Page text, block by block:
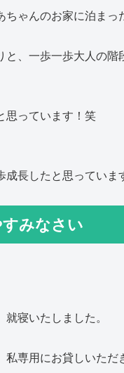
ちゃんのお家に泊まっ
と、一歩一歩大人の階
思っています！笑
成長したと思っていま
みなさい
寝いたしました。
専用にお貸しいただ